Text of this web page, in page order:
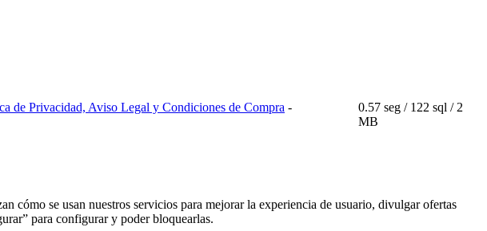
de Privacidad, Aviso Legal y Condiciones de Compra -
0.57 seg / 122 sql / 2
MB
cómo se usan nuestros servicios para mejorar la experiencia de usuario, divulgar ofertas
para configurar y poder bloquearlas.